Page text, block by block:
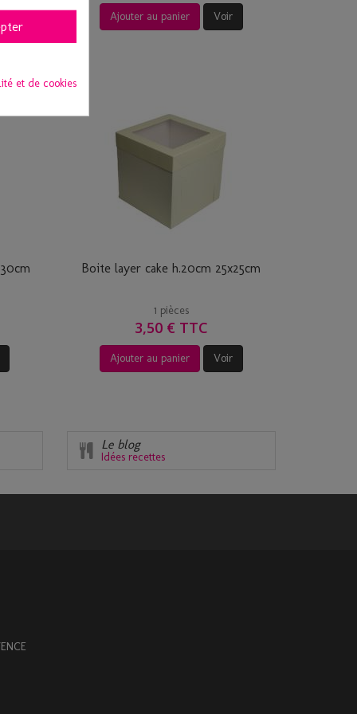
Ajouter au panier Voir
Boite layer cake h.20cm 25x25cm
1 pièces
3,50 € TTC
Ajouter au panier Voir
Le blog
Idées recettes
et de cookies